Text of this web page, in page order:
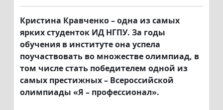
Кристина Кравченко – одна из самых
ярких студенток ИД НГПУ. За годы
обучения в институте она успела
поучаствовать во множестве олимпиад, в
том числе стать победителем одной из
самых престижных – Всероссийской
олимпиады «Я – профессионал».